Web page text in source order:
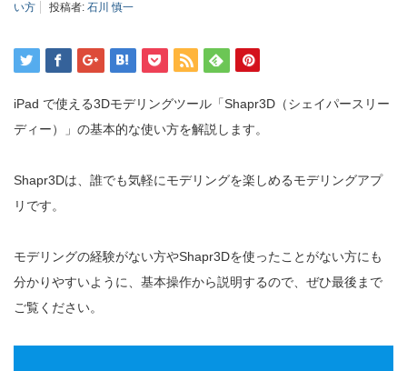
い方
投稿者: 石川 慎一
iPad で使える3Dモデリングツール「Shapr3D（シェイパースリー
ディー）」の基本的な使い方を解説します。
Shapr3Dは、誰でも気軽にモデリングを楽しめるモデリングアプ
リです。
モデリングの経験がない方やShapr3Dを使ったことがない方にも
分かりやすいように、基本操作から説明するので、ぜひ最後まで
ご覧ください。